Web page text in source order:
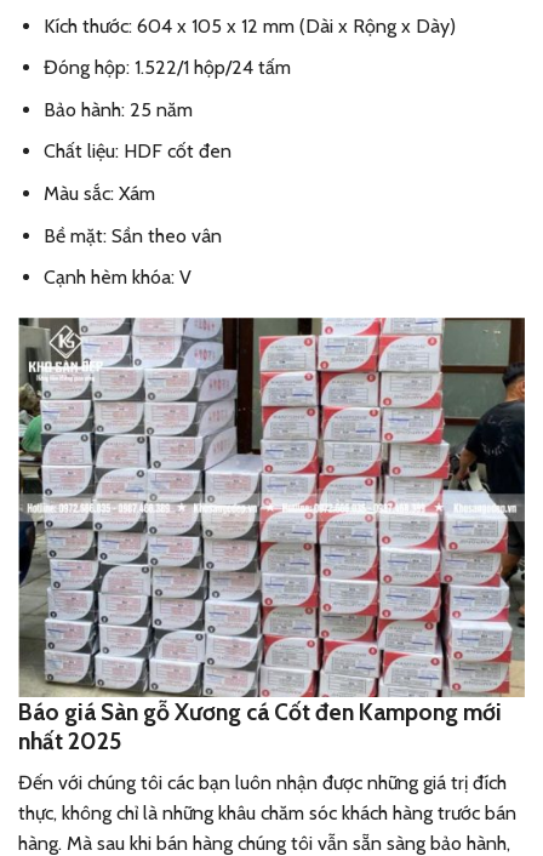
Kích thước: 604 x 105 x 12 mm (Dài x Rộng x Dày)
Đóng hộp: 1.522/1 hộp/24 tấm
Bảo hành: 25 năm
Chất liệu: HDF cốt đen
Màu sắc: Xám
Bề mặt: Sần theo vân
Cạnh hèm khóa: V
Báo giá Sàn gỗ Xương cá Cốt đen Kampong mới
nhất 2025
Đến với chúng tôi các bạn luôn nhận được những giá trị đích
thực, không chỉ là những khâu chăm sóc khách hàng trước bán
hàng. Mà sau khi bán hàng chúng tôi vẫn sẵn sàng bảo hành,